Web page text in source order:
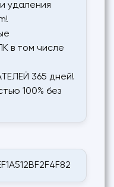
удаления
в том числе
365 дней!
100% без